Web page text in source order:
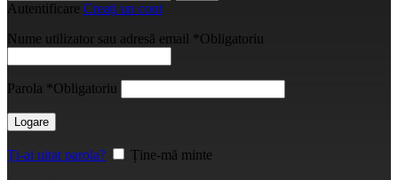
Autentificare Creați un cont
Nume utilizator sau adresă email *Obligatoriu
Parola *Obligatoriu
Logare
Ți-ai uitat parola?
Ține-mă minte